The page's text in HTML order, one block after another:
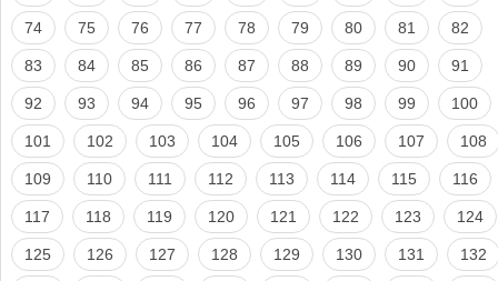
74 75 76 77 78 79 80 81 82
83 84 85 86 87 88 89 90 91
92 93 94 95 96 97 98 99 100
101 102 103 104 105 106 107 108
109 110 111 112 113 114 115 116
117 118 119 120 121 122 123 124
125 126 127 128 129 130 131 132